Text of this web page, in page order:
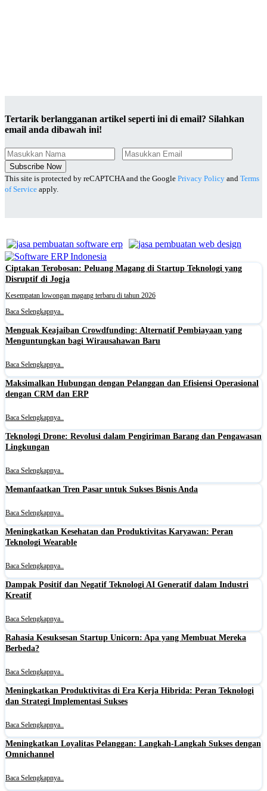
Tertarik berlangganan artikel seperti ini di email? Silahkan
email anda dibawah ini!
Subscribe Now
This site is protected by reCAPTCHA and the Google Privacy Policy and Terms
of Service apply.
Ciptakan Terobosan: Peluang Magang di Startup Teknologi yang
Disruptif di Jogja
Kesempatan lowongan magang terbaru di tahun 2026
Baca Selengkapnya..
Menguak Keajaiban Crowdfunding: Alternatif Pembiayaan yang
Menguntungkan bagi Wirausahawan Baru
Baca Selengkapnya..
Maksimalkan Hubungan dengan Pelanggan dan Efisiensi Operasional
dengan CRM dan ERP
Baca Selengkapnya..
Teknologi Drone: Revolusi dalam Pengiriman Barang dan Pengawasan
Lingkungan
Baca Selengkapnya..
Memanfaatkan Tren Pasar untuk Sukses Bisnis Anda
Baca Selengkapnya..
Meningkatkan Kesehatan dan Produktivitas Karyawan: Peran
Teknologi Wearable
Baca Selengkapnya..
Dampak Positif dan Negatif Teknologi AI Generatif dalam Industri
Kreatif
Baca Selengkapnya..
Rahasia Kesuksesan Startup Unicorn: Apa yang Membuat Mereka
Berbeda?
Baca Selengkapnya..
Meningkatkan Produktivitas di Era Kerja Hibrida: Peran Teknologi
dan Strategi Implementasi Sukses
Baca Selengkapnya..
Meningkatkan Loyalitas Pelanggan: Langkah-Langkah Sukses dengan
Omnichannel
Baca Selengkapnya..